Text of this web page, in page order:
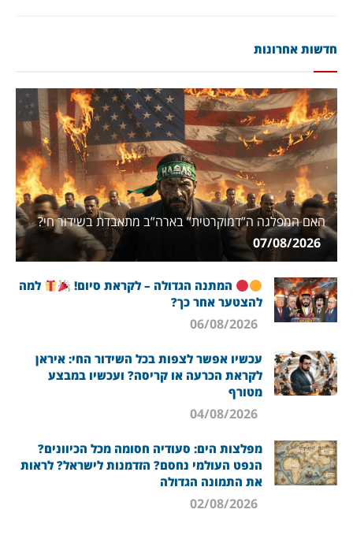
חדשות אחרונות
האם המפלגה ה”דמוקרטית” בארה”ב מתאבדת בשידור חי?
07/08/2026
המתנה הגדולה – לקראת סיום!
למה
להצטער אחר כך?
עכשיו אפשר לצפות בכל השידור החי: איראן
לקראת הכרעה או קריסה? ועכשיו במבצע
מטורף
מפלצות הים: סעודיה חסומה מכל הכיוונים?
הנפט העולמי נחסם? הזדמנות לישראל? לראות
את התמונה הגדולה